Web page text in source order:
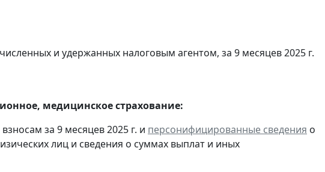
и удержанных налоговым агентом, за 9 месяцев 2025 г.
медицинское страхование:
за 9 месяцев 2025 г. и персонифицированные сведения о
лиц и сведения о суммах выплат и иных